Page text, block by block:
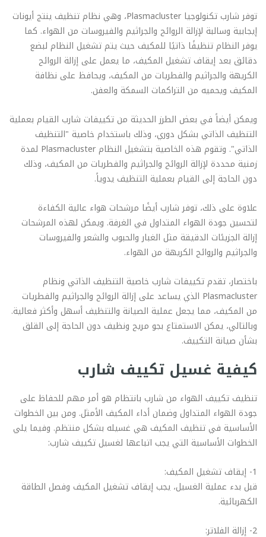
توفر شارب تكنولوجيا Plasmacluster، وهي نظام تنظيف ينتج أيونات
إيجابية وسالبة لإزالة الروائح والجراثيم والفيروسات من الهواء. كما
يوفر النظام تنظيفًا ذاتيًا للمكيف حيث يتم تشغيل النظام لبضع
دقائق بعد إيقاف تشغيل المكيف، ما يعمل على إزالة الروائح
الكريهة والجراثيم والفطريات من المكيف، ويحافظ على نظافة
المكيف ويحميه من التراكمات السمكة والعفن.
ويمكن أيضاً في بعض الطرز الحديثة من تكييفات شارب القيام بعملية
التنظيف الذاتي بشكل دوري، وذلك باستخدام خاصية "التنظيف
الذاتي". وتقوم هذه الخاصية بتشغيل النظام Plasmacluster لمدة
زمنية محددة لإزالة الروائح والجراثيم والفطريات من المكيف، وذلك
دون الحاجة إلى القيام بعملية التنظيف يدوياً.
علاوة على ذلك، توفر شارب أيضًا مرشحات هواء عالية الكفاءة
لتحسين جودة الهواء المتداول في الغرفة. ويمكن لهذه المرشحات
إزالة الجزيئات الدقيقة مثل الغبار والحبوب والشعر والفيروسات
والجراثيم والروائح الكريهة من الهواء.
باختصار، تقدم تكييفات شارب خاصية التنظيف الذاتي ونظام
Plasmacluster الذي يساعد على إزالة الروائح والجراثيم والفطريات
من المكيف، مما يجعل عملية الصيانة والتنظيف أسهل وأكثر فعالية.
وبالتالي، يمكن الاستمتاع بجو مريح ونظيف دون الحاجة إلى القلق
بشأن صيانة التكييف.
كيفية غسيل تكييف شارب
تنظيف تكييف الهواء من شارب بانتظام هو أمر مهم للحفاظ على
جودة الهواء المتداول وضمان أداء المكيف الأمثل. ومن بين الخطوات
الأساسية في تنظيف المكيف هي غسيله بشكل منتظم. وفيما يلي
الخطوات الأساسية التي يجب اتباعها لغسيل تكييف شارب:
1- إيقاف تشغيل المكيف:
قبل بدء عملية الغسيل، يجب إيقاف تشغيل المكيف وفصل الطاقة
الكهربائية.
2- إزالة الفلاتر: